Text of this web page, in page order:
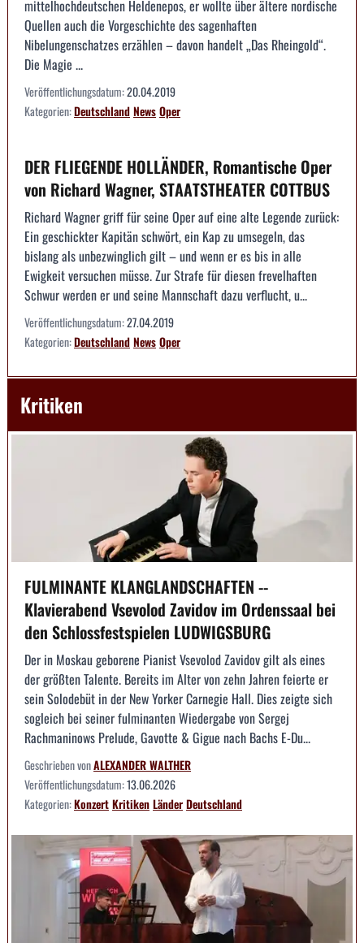
mittelhochdeutschen Heldenepos, er wollte über ältere nordische
Quellen auch die Vorgeschichte des sagenhaften
Nibelungenschatzes erzählen – davon handelt „Das Rheingold“.
Die Magie ...
Veröffentlichungsdatum:20.04.2019
Kategorien:DeutschlandNewsOper
DER FLIEGENDE HOLLÄNDER, Romantische Oper
von Richard Wagner, STAATSTHEATER COTTBUS
Richard Wagner griff für seine Oper auf eine alte Legende zurück:
Ein geschickter Kapitän schwört, ein Kap zu umsegeln, das
bislang als unbezwinglich gilt – und wenn er es bis in alle
Ewigkeit versuchen müsse. Zur Strafe für diesen frevelhaften
Schwur werden er und seine Mannschaft dazu verflucht, u...
Veröffentlichungsdatum:27.04.2019
Kategorien:DeutschlandNewsOper
Kritiken
FULMINANTE KLANGLANDSCHAFTEN --
Klavierabend Vsevolod Zavidov im Ordenssaal bei
den Schlossfestspielen LUDWIGSBURG
Der in Moskau geborene Pianist Vsevolod Zavidov gilt als eines
der größten Talente. Bereits im Alter von zehn Jahren feierte er
sein Solodebüt in der New Yorker Carnegie Hall. Dies zeigte sich
sogleich bei seiner fulminanten Wiedergabe von Sergej
Rachmaninows Prelude, Gavotte & Gigue nach Bachs E-Du...
Geschrieben vonALEXANDER WALTHER
Veröffentlichungsdatum:13.06.2026
Kategorien:KonzertKritikenLänderDeutschland